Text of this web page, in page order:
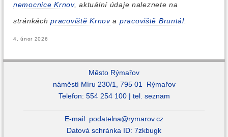
nemocnice Krnov, aktuální údaje naleznete na
stránkáchpracoviště Krnova pracoviště Bruntál.
4. únor 2026
Město Rýmařov
náměstí Míru 230/1, 795 01 Rýmařov
Telefon: 554 254 100 | tel. seznam
E-mail: podatelna@rymarov.cz
Datová schránka ID: 7zkbugk